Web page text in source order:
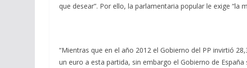
que desear”. Por ello, la parlamentaria popular le exige
“Mientras que en el año 2012 el Gobierno del PP invirtió
un euro a esta partida, sin embargo el Gobierno de